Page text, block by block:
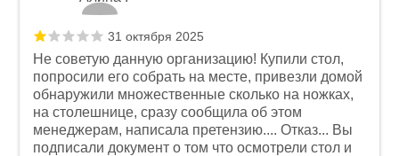
31 октября 2025
Не советую данную организацию! Купили стол,
попросили его собрать на месте, привезли домой
обнаружили множественные сколько на ножках,
на столешнице, сразу сообщила об этом
менеджерам, написала претензию.... Отказ... Вы
подписали документ о том что осмотрели стол и